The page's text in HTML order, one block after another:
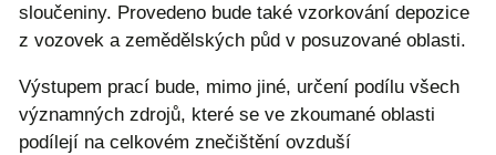
sloučeniny. Provedeno bude také vzorkování depozice
z vozovek a zemědělských půd v posuzované oblasti.
Výstupem prací bude, mimo jiné, určení podílu všech
významných zdrojů, které se ve zkoumané oblasti
podílejí na celkovém znečištění ovzduší